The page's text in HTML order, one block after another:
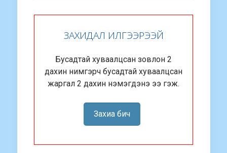
ЗАХИДАЛ ИЛГЭЭРЭЭЙ
Бусадтай хуваалцсан зовлон 2
дахин нимгэрч бусадтай хуваалцсан
жаргал 2 дахин нэмэгдэнэ ээ гэж.
Захиа бич